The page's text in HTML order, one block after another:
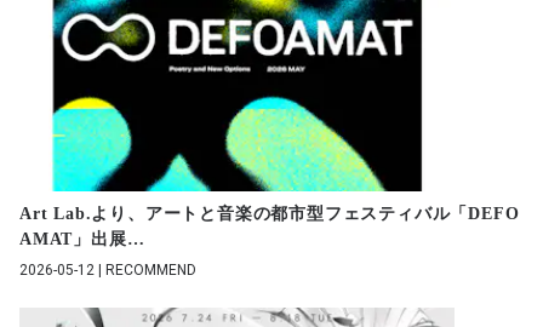
Art Lab.より、アートと音楽の都市型フェスティバル「DEFO
AMAT」出展…
2026-05-12 | RECOMMEND